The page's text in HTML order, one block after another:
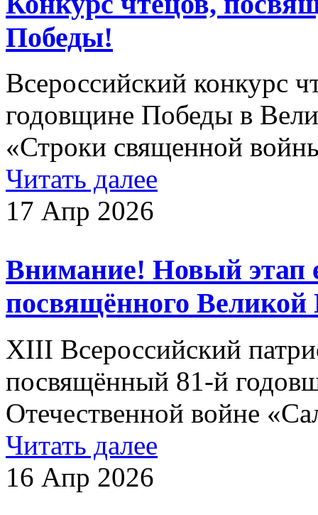
Победы!
Всероссийский конкурс
годовщине Победы в
«Строки священной
Читать далее
17 Апр 2026
Внимание! Новый этап
посвящённого Великой
XIII Всероссийский
посвящённый 81-й
Отечественной войне
Читать далее
16 Апр 2026